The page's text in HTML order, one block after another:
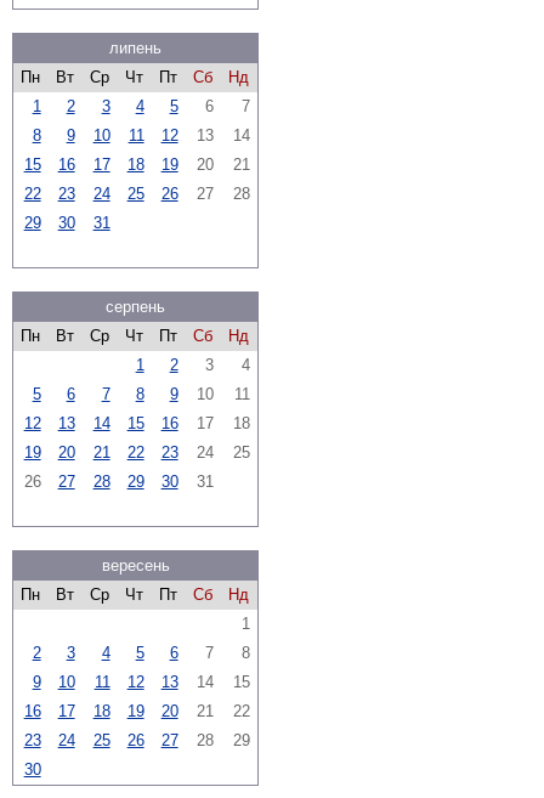
липень
Пн
Вт Ср Чт Пт Сб
Нд
1
2 3 4 5 6
7
8
9 10 11 12 13
14
15
16 17 18 19 20
21
22
23 24 25 26 27
28
29
30 31
серпень
Пн
Вт Ср Чт Пт Сб
Нд
1
2 3
4
5
6 7 8 9 10
11
12
13 14 15 16 17
18
19
20 21 22 23 24
25
26
27 28 29 30 31
вересень
Пн
Вт Ср Чт Пт Сб
Нд
1
2
3 4 5 6 7
8
9
10 11 12 13 14
15
16
17 18 19 20 21
22
23
24 25 26 27 28
29
30